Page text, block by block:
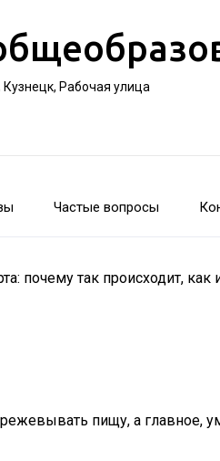
Кузнецк, Рабочая улица
Частые вопросы
почему так происходит, как
пищу, а главное,